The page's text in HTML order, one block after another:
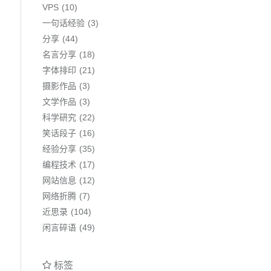
VPS
10
一句话经验
3
分享
44
名言分享
18
字体排印
21
摄影作品
3
文学作品
3
科学研究
22
笑话段子
16
经验分享
35
编程技术
17
网站信息
12
网络折腾
7
近思录
104
闲言碎语
49
标签